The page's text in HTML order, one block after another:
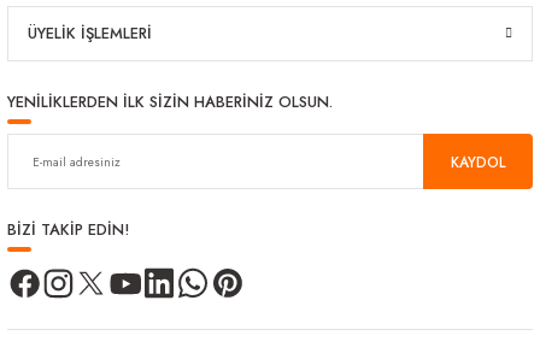
ÜYELİK İŞLEMLERİ
YENİLİKLERDEN İLK SİZİN HABERİNİZ OLSUN.
KAYDOL
BİZİ TAKİP EDİN!